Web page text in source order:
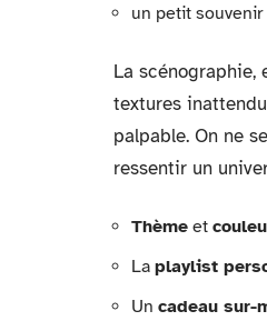
un petit
La scénographie,
textures
palpable. On ne
ressentir un
Thème et
La playlist
Un cadeau sur-